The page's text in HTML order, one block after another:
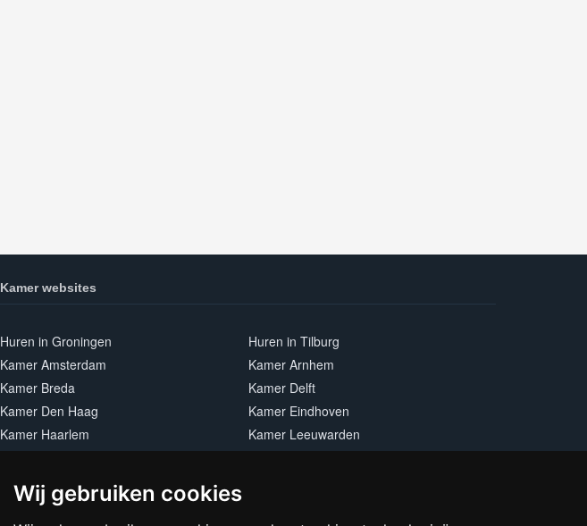
Wij gebruiken cookies
Kamer websites
Huren in Groningen
Huren in Tilburg
Kamer Amsterdam
Kamer Arnhem
Kamer Breda
Kamer Delft
Kamer Den Haag
Kamer Eindhoven
Kamer Haarlem
Kamer Leeuwarden
Kamer Nijmegen
Kamer Utrecht